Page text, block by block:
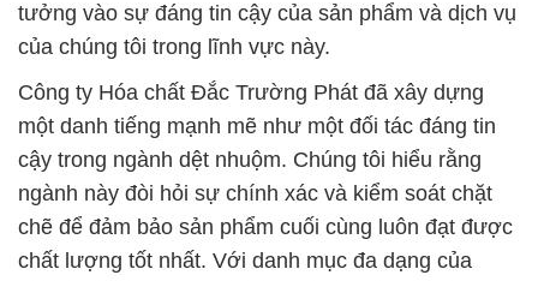
tưởng vào sự đáng tin cậy của sản phẩm và dịch vụ
của chúng tôi trong lĩnh vực này.
Công ty Hóa chất Đắc Trường Phát đã xây dựng
một danh tiếng mạnh mẽ như một đối tác đáng tin
cậy trong ngành dệt nhuộm. Chúng tôi hiểu rằng
ngành này đòi hỏi sự chính xác và kiểm soát chặt
chẽ để đảm bảo sản phẩm cuối cùng luôn đạt được
chất lượng tốt nhất. Với danh mục đa dạng của